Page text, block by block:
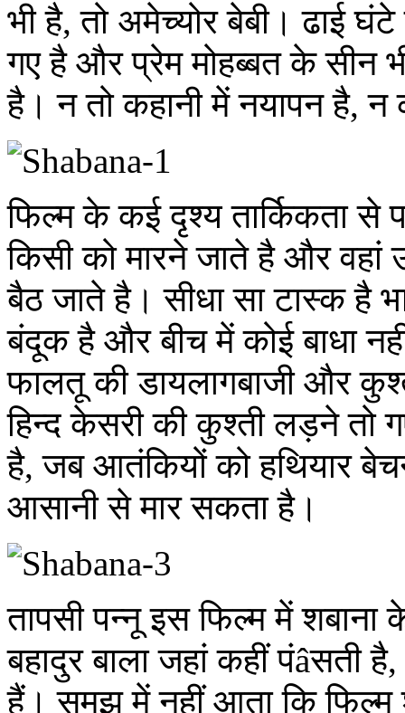
भी है, तो अमेच्योर बेबी। ढाई
गए है और प्रेम मोहब्बत के सीन
है। न तो कहानी में नयापन है,
फिल्म के कई दृश्य तार्किकता
किसी को मारने जाते है और
बैठ जाते है। सीधा सा टास्क है
बंदूक है और बीच में कोई बाधा
फालतू की डायलागबाजी और
हिन्द केसरी की कुश्ती लड़ने
है, जब आतंकियों को हथियार
आसानी से मार सकता है।
तापसी पन्नू इस फिल्म में
बहादुर बाला जहां कहीं पंâसती
हैं। समझ में नहीं आता कि फिल्म